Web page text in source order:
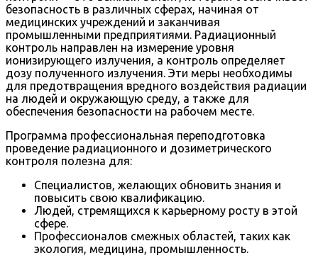
безопасность в различных сферах, начиная от
медицинских учреждений и заканчивая
промышленными предприятиями. Радиационный
контроль направлен на измерение уровня
ионизирующего излучения, а контроль определяет
дозу полученного излучения. Эти меры необходимы
для предотвращения вредного воздействия радиации
на людей и окружающую среду, а также для
обеспечения безопасности на рабочем месте.
Программа профессиональная переподготовка
проведение радиационного и дозиметрического
контроля полезна для:
Специалистов, желающих обновить знания и
повысить свою квалификацию.
Людей, стремящихся к карьерному росту в этой
сфере.
Профессионалов смежных областей, таких как
экология, медицина, промышленность.